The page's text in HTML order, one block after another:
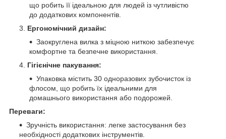
що робить її ідеальною для людей із чутливістю
до додаткових компонентів.
Ергономічний дизайн:
Заокруглена вилка з міцною ниткою забезпечує
комфортне та безпечне використання.
Гігієнічне пакування:
Упаковка містить 30 одноразових зубочисток із
флосом, що робить їх ідеальними для
домашнього використання або подорожей.
Переваги:
Зручність використання: легке застосування без
необхідності додаткових інструментів.